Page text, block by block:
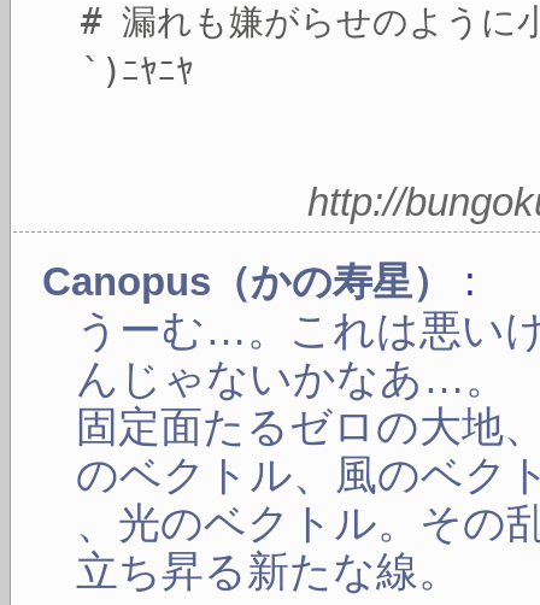
# 漏れも嫌がらせのように
`)ﾆﾔﾆﾔ
http://
Canopus（かの寿星）
:
うーむ…。これは悪い
んじゃないかなあ…。
固定面たるゼロの大地
のベクトル、風のベク
、光のベクトル。その
立ち昇る新たな線。